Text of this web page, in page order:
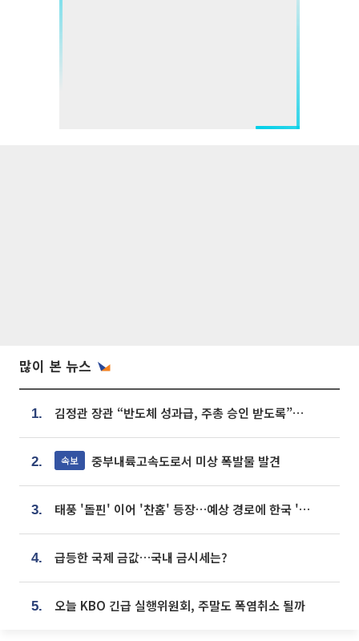
많이 본 뉴스
1. 김정관 장관 “반도체 성과급, 주총 승인 받도록”…상법·자본시장법 개정 시사
2. 속보 중부내륙고속도로서 미상 폭발물 발견
3. 태풍 '돌핀' 이어 '찬홈' 등장…예상 경로에 한국 '한숨'
4. 급등한 국제 금값…국내 금시세는?
5. 오늘 KBO 긴급 실행위원회, 주말도 폭염취소 될까